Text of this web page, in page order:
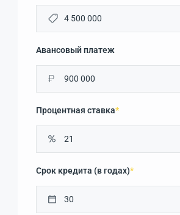
Авансовый платеж
₽
Процентная ставка*
Срок кредита (в годах)*